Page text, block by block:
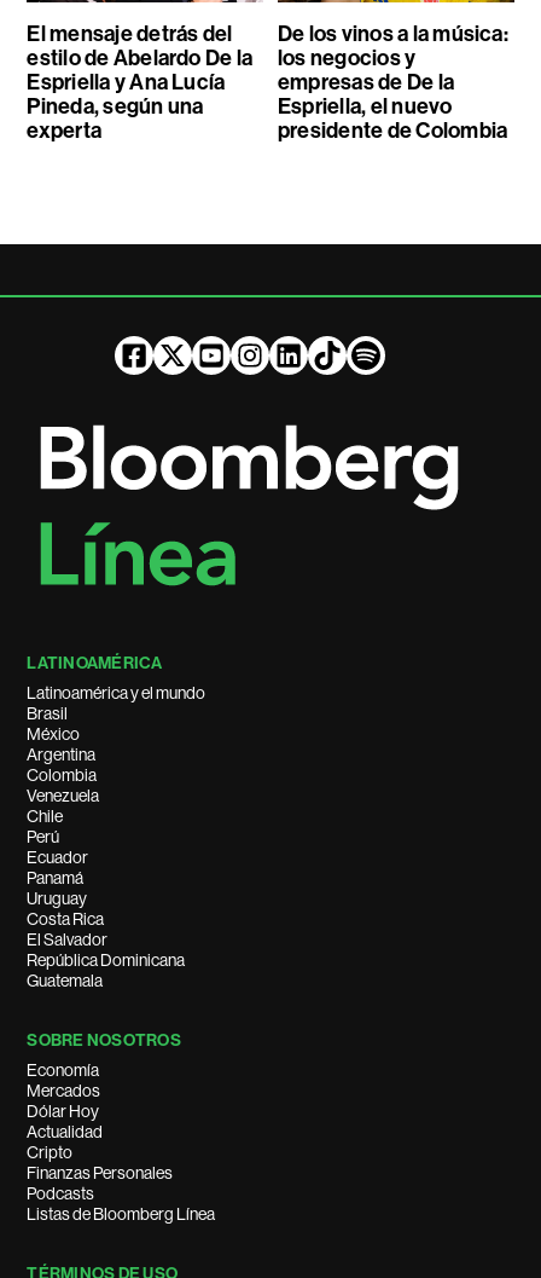
El mensaje detrás del
estilo de Abelardo De la
Espriella y Ana Lucía
Pineda, según una
experta
De los vinos a la música:
los negocios y
empresas de De la
Espriella, el nuevo
presidente de Colombia
LATINOAMÉRICA
Latinoamérica y el mundo
Brasil
México
Argentina
Colombia
Venezuela
Chile
Perú
Ecuador
Panamá
Uruguay
Costa Rica
El Salvador
República Dominicana
Guatemala
SOBRE NOSOTROS
Economía
Mercados
Dólar Hoy
Actualidad
Cripto
Finanzas Personales
Podcasts
Listas de Bloomberg Línea
TÉRMINOS DE USO